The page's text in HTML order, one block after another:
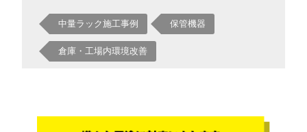
中量ラック施工事例 保管機器
倉庫・工場内環境改善